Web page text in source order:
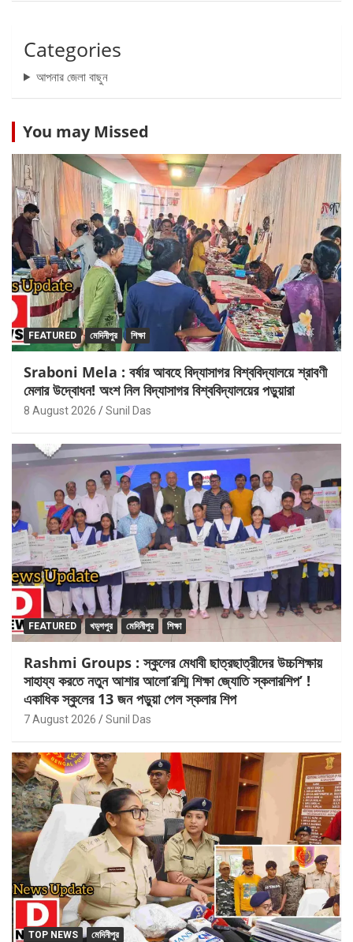
Categories
আপনার জেলা বাছুন
You may Missed
FEATURED মেদিনীপুর শিক্ষা
Sraboni Mela : বর্ষার আবহে বিদ্যাসাগর বিশ্ববিদ্যালয়ে শ্রাবণী
মেলার উদ্বোধন! অংশ নিল বিদ্যাসাগর বিশ্ববিদ্যালয়ের পড়ুয়ারা
8 August 2026 Sunil Das
FEATURED খড়্গপুর মেদিনীপুর শিক্ষা
Rashmi Groups : স্কুলের মেধাবী ছাত্রছাত্রীদের উচ্চশিক্ষায়
সাহায্য করতে নতুন আশার আলো’রশ্মি শিক্ষা জ্যোতি স্কলারশিপ’ !
একাধিক স্কুলের 13 জন পড়ুয়া পেল স্কলার শিপ
7 August 2026 Sunil Das
TOP NEWS মেদিনীপুর